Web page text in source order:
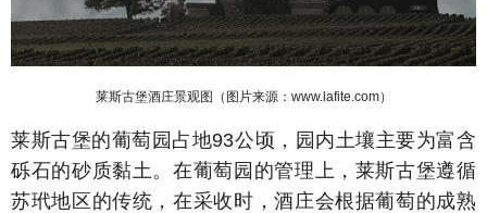
莱斯古堡酒庄景观图（图片来源：www.lafite.com）
莱斯古堡的葡萄园占地93公顷，园内土壤主要为富含
砾石的砂质黏土。在葡萄园的管理上，莱斯古堡遵循
苏玳地区的传统，在采收时，酒庄会根据葡萄的成熟